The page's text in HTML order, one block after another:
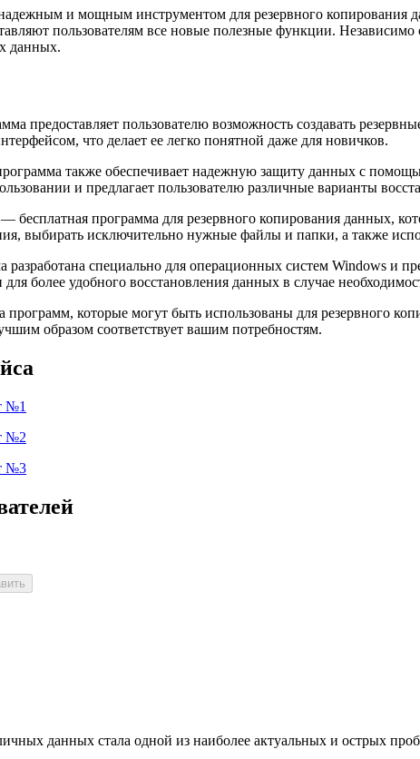
и мощным инструментом для резервного копирования
пользователям все новые полезные функции.
данных.
предоставляет пользователю возможность создавать
что делает ее легко понятной даже для новичков.
также обеспечивает надежную защиту данных с
и предлагает пользователю различные варианты
бесплатная программа для резервного копирования данных,
выбирать исключительно нужные файлы и папки, а также
разработана специально для операционных систем Windows и
более удобного восстановления данных в случае
которые могут быть использованы для резервного
образом соответствует вашим потребностям.
данных стала одной из наиболее актуальных и острых